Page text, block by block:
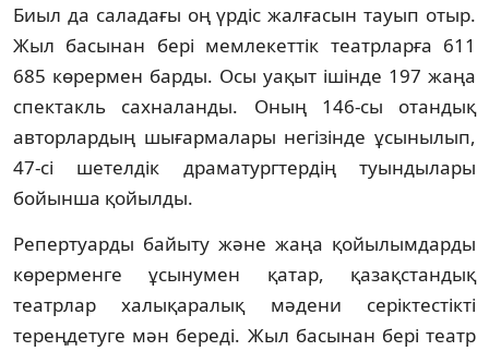
Биыл да саладағы оң үрдіс жалғасын тауып отыр.
Жыл басынан бері мемлекеттік театрларға 611
685 көрермен барды. Осы уақыт ішінде 197 жаңа
спектакль сахналанды. Оның 146-сы отандық
авторлардың шығармалары негізінде ұсынылып,
47-сі шетелдік драматургтердің туындылары
бойынша қойылды.
Репертуарды байыту және жаңа қойылымдарды
көрерменге ұсынумен қатар, қазақстандық
театрлар халықаралық мәдени серіктестікті
тереңдетуге мән береді. Жыл басынан бері театр